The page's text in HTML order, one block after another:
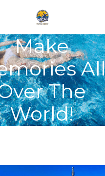
Make
The
World!